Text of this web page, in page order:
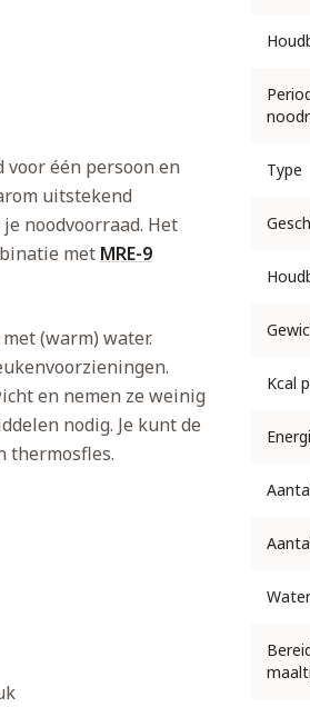
één persoon en
uitstekend
noodvoorraad. Het
met MRE-9
(warm) water.
en nemen ze weinig
nodig. Je kunt de
thermosfles.
Type
Kcal